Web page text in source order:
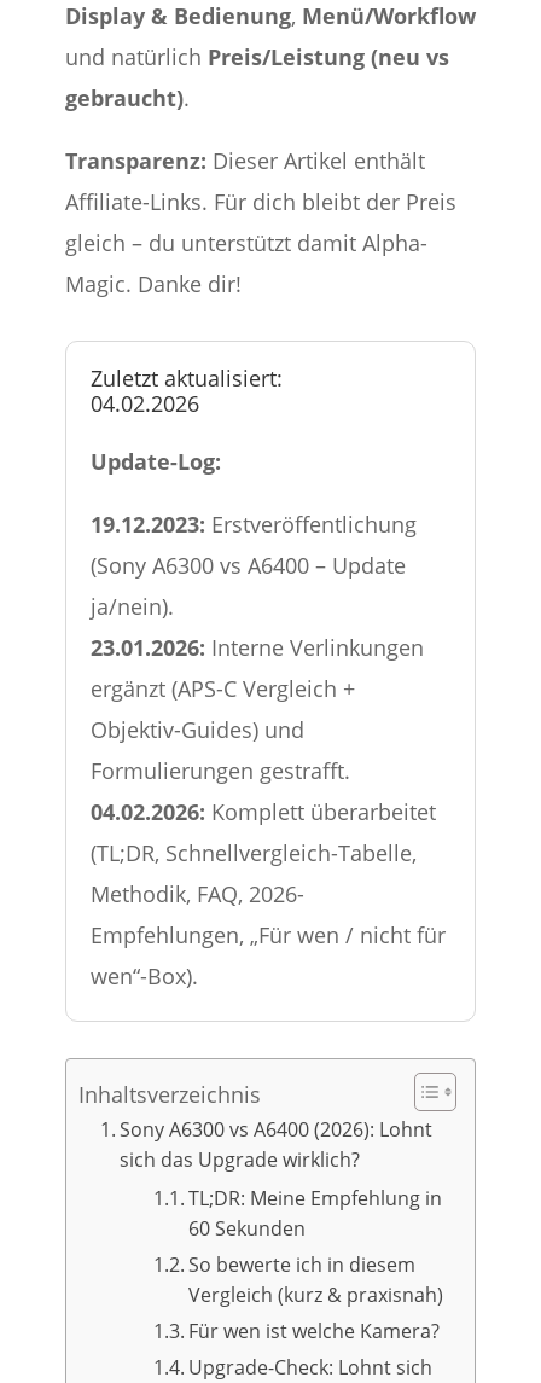
Display & Bedienung, Menü/Workflow
und natürlich Preis/Leistung (neu vs
gebraucht).
Transparenz: Dieser Artikel enthält
Affiliate-Links. Für dich bleibt der Preis
gleich – du unterstützt damit Alpha-
Magic. Danke dir!
Zuletzt aktualisiert:
04.02.2026
Update-Log:
19.12.2023: Erstveröffentlichung
(Sony A6300 vs A6400 – Update
ja/nein).
23.01.2026: Interne Verlinkungen
ergänzt (APS-C Vergleich +
Objektiv-Guides) und
Formulierungen gestrafft.
04.02.2026: Komplett überarbeitet
(TL;DR, Schnellvergleich-Tabelle,
Methodik, FAQ, 2026-
Empfehlungen, „Für wen / nicht für
wen“-Box).
Inhaltsverzeichnis
Sony A6300 vs A6400 (2026): Lohnt
sich das Upgrade wirklich?
TL;DR: Meine Empfehlung in
60 Sekunden
So bewerte ich in diesem
Vergleich (kurz & praxisnah)
Für wen ist welche Kamera?
Upgrade-Check: Lohnt sich